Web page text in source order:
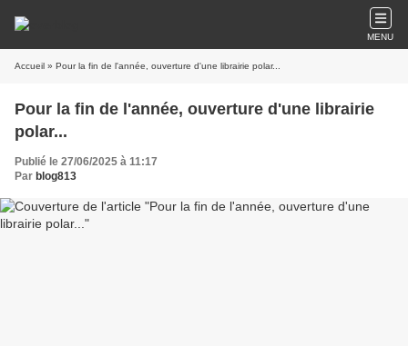
MENU
Accueil » Pour la fin de l'année, ouverture d'une librairie polar...
Pour la fin de l'année, ouverture d'une librairie
polar...
Publié le 27/06/2025 à 11:17
Par blog813